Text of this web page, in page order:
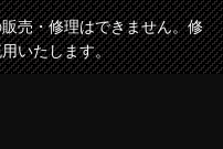
売・修理はできません。修
いたします。